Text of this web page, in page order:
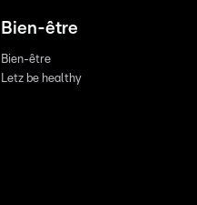
Bien-être
Bien-être
Letz be healthy